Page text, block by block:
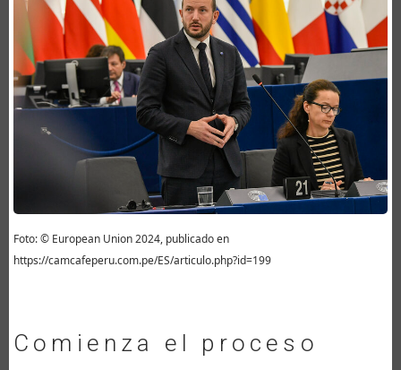
Foto: © European Union 2024, publicado en
https://camcafeperu.com.pe/ES/articulo.php?id=199
Comienza el proceso